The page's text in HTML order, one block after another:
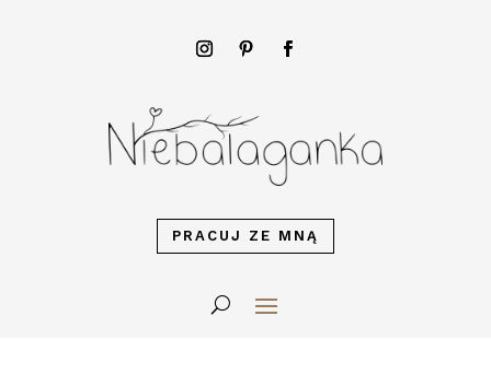
PRACUJ ZE MNĄ